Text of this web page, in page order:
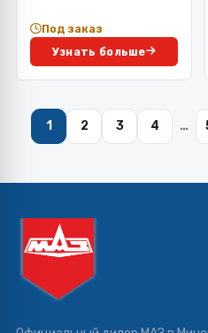
Под заказ
Узнать больше
1 2 3 4 …